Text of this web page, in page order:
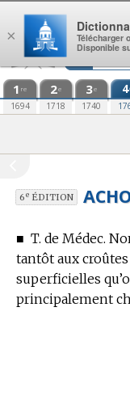
Aller au contenu
1 re
1694
2e
1718
3e
1740
4
6eÉDITION
■ T. de Médec.
tantôt aux
superficielles
principalement
×
Télécharger
Disponible